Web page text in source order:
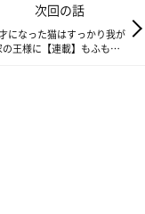
次回の話
になった猫はすっかり我が
の王様に【連載】もふもふ